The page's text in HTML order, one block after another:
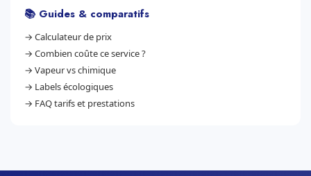
📚 Guides & comparatifs
→ Calculateur de prix
→ Combien coûte ce service ?
→ Vapeur vs chimique
→ Labels écologiques
→ FAQ tarifs et prestations